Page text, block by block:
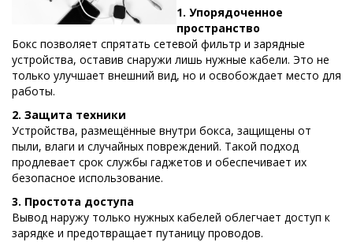
1. Упорядоченное
пространство
Бокс позволяет спрятать сетевой фильтр и зарядные
устройства, оставив снаружи лишь нужные кабели. Это не
только улучшает внешний вид, но и освобождает место для
работы.
2. Защита техники
Устройства, размещённые внутри бокса, защищены от
пыли, влаги и случайных повреждений. Такой подход
продлевает срок службы гаджетов и обеспечивает их
безопасное использование.
3. Простота доступа
Вывод наружу только нужных кабелей облегчает доступ к
зарядке и предотвращает путаницу проводов.